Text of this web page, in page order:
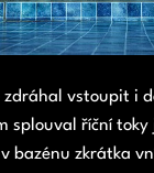
zdráhal vstoupit i
splouval říční toky
bazénu zkrátka